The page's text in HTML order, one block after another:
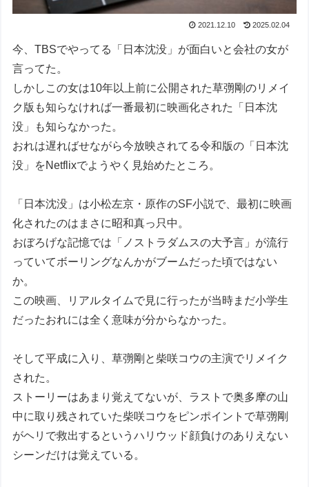
2021.12.10 2025.02.04
今、TBSでやってる「日本沈没」が面白いと会社の女が
言ってた。
しかしこの女は10年以上前に公開された草彅剛のリメイ
ク版も知らなければ一番最初に映画化された「日本沈
没」も知らなかった。
おれは遅ればせながら今放映されてる令和版の「日本沈
没」をNetflixでようやく見始めたところ。
「日本沈没」は小松左京・原作のSF小説で、最初に映画
化されたのはまさに昭和真っ只中。
おぼろげな記憶では「ノストラダムスの大予言」が流行
っていてボーリングなんかがブームだった頃ではない
か。
この映画、リアルタイムで見に行ったが当時まだ小学生
だったおれには全く意味が分からなかった。
そして平成に入り、草彅剛と柴咲コウの主演でリメイク
された。
ストーリーはあまり覚えてないが、ラストで奥多摩の山
中に取り残されていた柴咲コウをピンポイントで草彅剛
がヘリで救出するというハリウッド顔負けのありえない
シーンだけは覚えている。